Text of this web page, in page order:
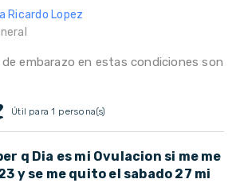
Ricardo Lopez
embarazo en estas condiciones son
Útil para 1 persona(s)
q Dia es mi Ovulacion si me me
y se me quito el sabado 27 mi